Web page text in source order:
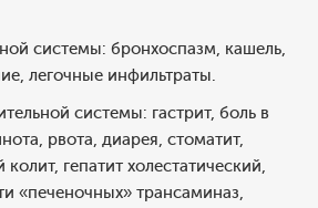
системы: бронхоспазм, кашель,
легочные инфильтраты.
системы: гастрит, боль в
рвота, диарея, стоматит,
гепатит холестатический,
«печеночных» трансаминаз,